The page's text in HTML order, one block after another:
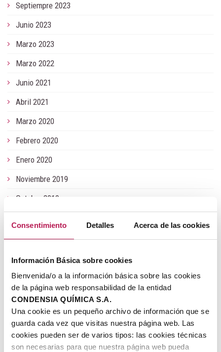
Consentimiento Detalles Acerca de las cookies
Información Básica sobre cookies
Bienvenida/o a la información básica sobre las cookies
de la página web responsabilidad de la entidad
CONDENSIA QUÍMICA S.A.
Una cookie es un pequeño archivo de información que se
guarda cada vez que visitas nuestra página web. Las
cookies pueden ser de varios tipos: las cookies técnicas
son necesarias para que nuestra página web pueda
Septiempre 2023
Junio 2023
Marzo 2023
Marzo 2022
Junio 2021
Abril 2021
Marzo 2020
Febrero 2020
Enero 2020
Noviembre 2019
Octubre 2019
Mayo 2019
Enero 2019
Julio 2018
Junio 2018
Noviembre 2017
Julio 2017